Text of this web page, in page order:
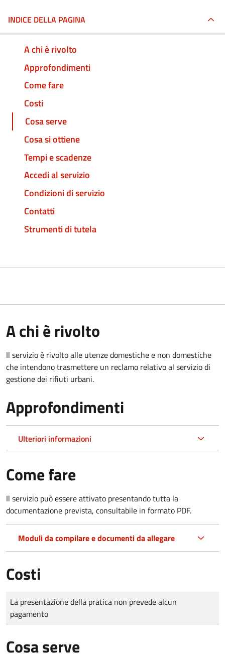
INDICE DELLA PAGINA
A chi è rivolto
Approfondimenti
Come fare
Costi
Cosa serve
Cosa si ottiene
Tempi e scadenze
Accedi al servizio
Condizioni di servizio
Contatti
Strumenti di tutela
A chi è rivolto
Il servizio è rivolto alle utenze domestiche e non domestiche
che intendono trasmettere un reclamo relativo al servizio di
gestione dei rifiuti urbani.
Approfondimenti
Ulteriori informazioni
Come fare
Il servizio può essere attivato presentando tutta la
documentazione prevista, consultabile in formato PDF.
Moduli da compilare e documenti da allegare
Costi
Tipo di pagamento
Importo
La presentazione della pratica non prevede alcun
pagamento
Cosa serve